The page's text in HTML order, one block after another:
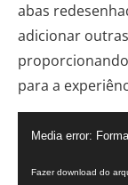
abas
adicionar
para a
vídeo
Media error:
Fazer download do